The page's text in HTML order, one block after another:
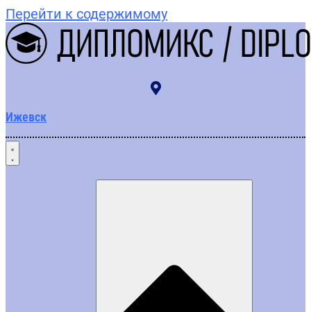
Перейти к содержимому
Ижевск